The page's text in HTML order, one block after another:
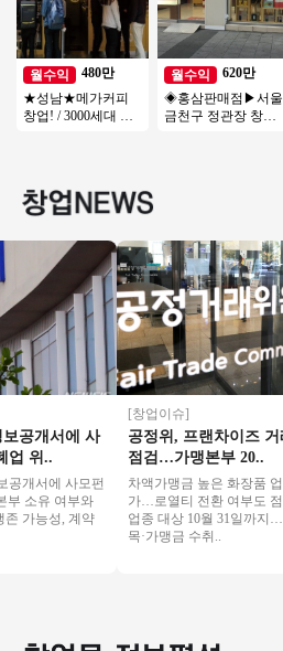
월수익
480만
★성남★메가커피
창업! / 3000세대 이
월수익
620만
◈홍삼판매점▶서울
금천구 정관장 창업
개서에 사
위..
서에 사모펀
소유 여부와
가능성, 계약
[창업이슈]
공정위, 프랜차이즈 거
점검…가맹본부 20..
차액가맹금 높은 화장품 업종
가…로열티 전환 여부도 점검
업종 대상 10월 31일까지…
목·가맹금 수취..